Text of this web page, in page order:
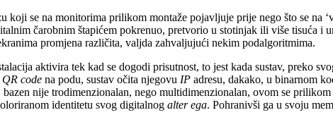
koji se na monitorima prilikom montaže pojavljuje prije nego što se na
čarobnim štapićem pokrenuo, pretvorio u stotinjak ili više tisuća
promjena različita, valjda zahvaljujući nekim
aktivira tek kad se dogodi prisutnost, to jest kada sustav, preko
QR code na podu, sustav očita njegovu IP adresu, dakako, u binarnom
nije trodimenzionalan, nego multidimenzionalan, ovom se
identitetu svog digitalnog alter ega. Pohranivši ga u svoju